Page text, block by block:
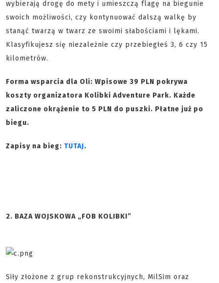
wybierają drogę do mety i umieszczą flagę na biegunie
swoich możliwości, czy kontynuować dalszą walkę by
stanąć twarzą w twarz ze swoimi słabościami i lękami.
Klasyfikujesz się niezależnie czy przebiegłeś 3, 6 czy 15
kilometrów.
Forma wsparcia dla Oli: Wpisowe 39 PLN pokrywa
koszty organizatora Kolibki Adventure Park. Każde
zaliczone okrążenie to 5 PLN do puszki. Płatne już po
biegu.
Zapisy na bieg: TUTAJ.
2. BAZA WOJSKOWA „FOB KOLIBKI”
Siły złożone z grup rekonstrukcyjnych, MilSim oraz